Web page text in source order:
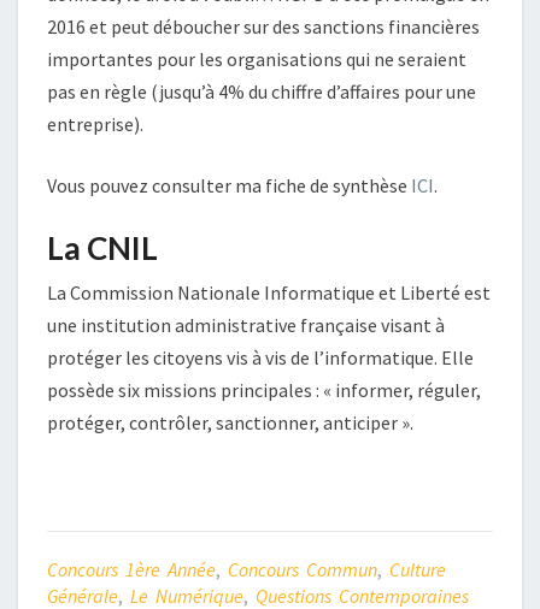
2016 et peut déboucher sur des sanctions financières
importantes pour les organisations qui ne seraient
pas en règle (jusqu’à 4% du chiffre d’affaires pour une
entreprise).
Vous pouvez consulter ma fiche de synthèse ICI.
La CNIL
La Commission Nationale Informatique et Liberté est
une institution administrative française visant à
protéger les citoyens vis à vis de l’informatique. Elle
possède six missions principales : « informer, réguler,
protéger, contrôler, sanctionner, anticiper ».
Concours 1ère Année, Concours Commun, Culture
Générale, Le Numérique, Questions Contemporaines